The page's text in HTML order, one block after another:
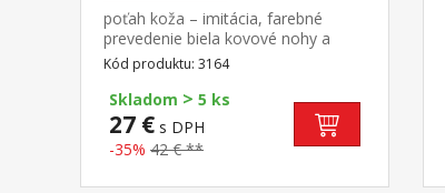
poťah koža – imitácia, farebné
prevedenie biela kovové nohy a
konštrukcia, výška sedu 47 cm
Kód produktu: 3164
Skladom > 5 ks
27 € s DPH
-35% 42 € **